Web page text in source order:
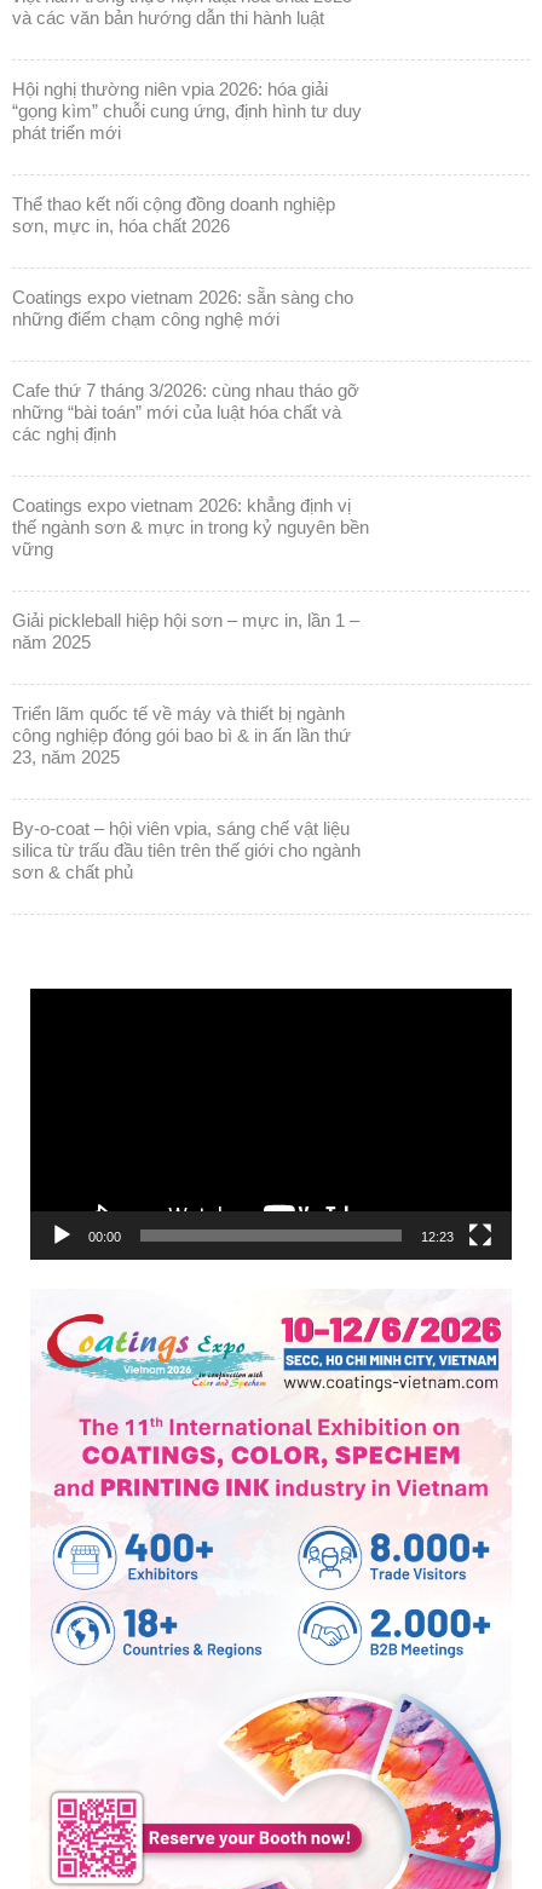
và các văn bản hướng dẫn thi hành luật
hội nghị thường niên vpia 2026: hóa giải
“gọng kìm” chuỗi cung ứng, định hình tư duy
phát triển mới
thể thao kết nối cộng đồng doanh nghiệp
sơn, mực in, hóa chất 2026
coatings expo vietnam 2026: sẵn sàng cho
những điểm chạm công nghệ mới
cafe thứ 7 tháng 3/2026: cùng nhau tháo gỡ
những “bài toán” mới của luật hóa chất và
các nghị định
coatings expo vietnam 2026: khẳng định vị
thế ngành sơn & mực in trong kỷ nguyên bền
vững
giải pickleball hiệp hội sơn – mực in, lần 1 –
năm 2025
triển lãm quốc tế về máy và thiết bị ngành
công nghiệp đóng gói bao bì & in ấn lần thứ
23, năm 2025
by-o-coat – hội viên vpia, sáng chế vật liệu
silica từ trấu đầu tiên trên thế giới cho ngành
sơn & chất phủ
00:00 12:23